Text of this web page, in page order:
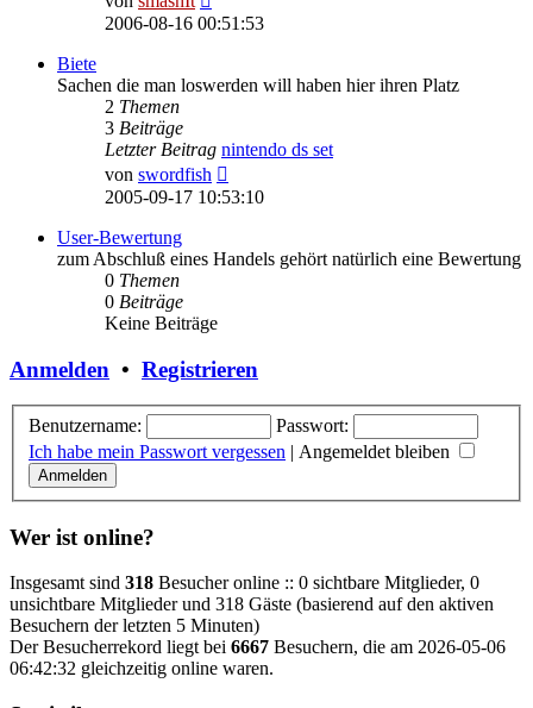
Beitrag
2006-08-16 00:51:53
Biete
Sachen die man loswerden will haben hier ihren Platz
2 Themen
3 Beiträge
Letzter Beitrag nintendo ds set
von swordfish
Beitrag
2005-09-17 10:53:10
User-Bewertung
zum Abschluß eines Handels gehört natürlich eine Bewertung
0 Themen
0 Beiträge
Keine Beiträge
Anmelden • Registrieren
Benutzername:
Passwort:
Ich habe mein Passwort vergessen | Angemeldet bleiben
Wer ist online?
Insgesamt sind 318 Besucher online :: 0 sichtbare Mitglieder, 0
unsichtbare Mitglieder und 318 Gäste (basierend auf den aktiven
Besuchern der letzten 5 Minuten)
Der Besucherrekord liegt bei 6667 Besuchern, die am 2026-05-06
06:42:32 gleichzeitig online waren.